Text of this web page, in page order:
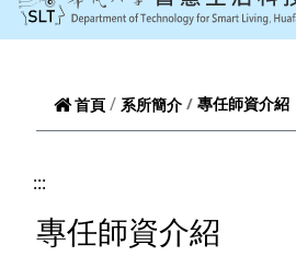
首頁 系所簡介 專任師資介紹
:::
專任師資介紹